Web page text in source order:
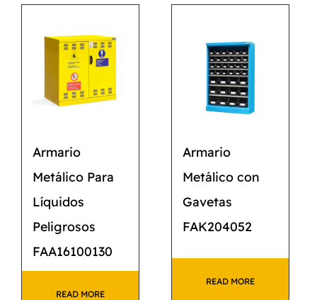
Armario
Metálico Para
Líquidos
Peligrosos
FAA16100130
READ MORE
Armario
Metálico con
Gavetas
FAK204052
READ MORE